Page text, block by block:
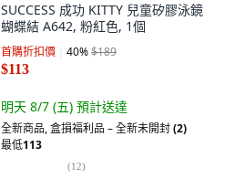
SUCCESS 成功 KITTY 兒童矽膠泳鏡
蝴蝶結 A642, 粉紅色, 1個
首購折扣價 40%$189
$113
明天 8/7 (五) 預計送達
全新商品,盒損福利品 – 全新未開封(2)
最低113
(12)